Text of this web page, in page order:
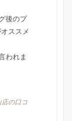
後のプ
ススメ
われま
の口コ